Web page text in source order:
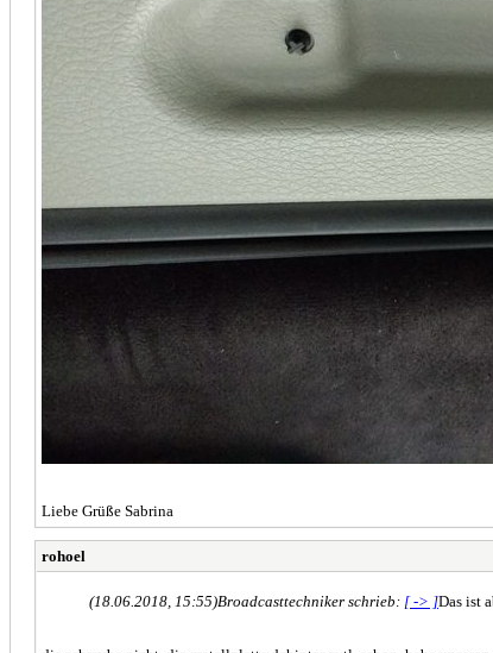
Liebe Grüße Sabrina
rohoel
(18.06.2018, 15:55)Broadcasttechniker schrieb: [ -> ]Das ist